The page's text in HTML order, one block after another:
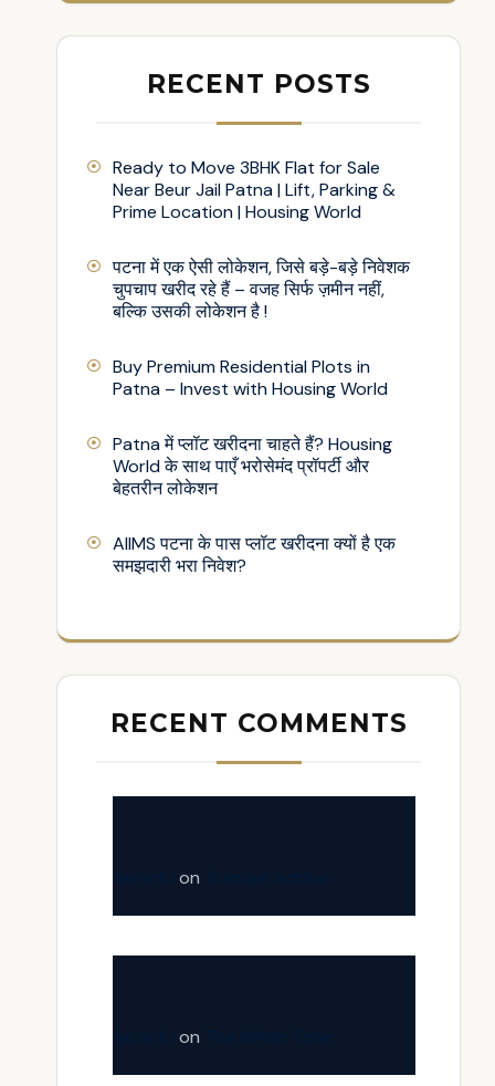
RECENT POSTS
Ready to Move 3BHK Flat for Sale
Near Beur Jail Patna | Lift, Parking &
Prime Location | Housing World
पटना में एक ऐसी लोकेशन, जिसे बड़े-बड़े निवेशक
चुपचाप खरीद रहे हैं – वजह सिर्फ ज़मीन नहीं,
बल्कि उसकी लोकेशन है !
Buy Premium Residential Plots in
Patna – Invest with Housing World
Patna में प्लॉट खरीदना चाहते हैं? Housing
World के साथ पाएँ भरोसेमंद प्रॉपर्टी और
बेहतरीन लोकेशन
AIIMS पटना के पास प्लॉट खरीदना क्यों है एक
समझदारी भरा निवेश?
RECENT COMMENTS
on
on